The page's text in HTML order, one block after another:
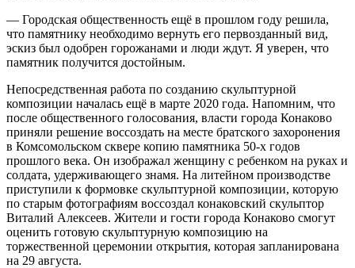
— Городская общественность ещё в прошлом году решила,
что памятнику необходимо вернуть его первозданный вид,
эскиз был одобрен горожанами и люди ждут. Я уверен, что
памятник получится достойным.
Непосредственная работа по созданию скульптурной
композиции началась ещё в марте 2020 года. Напомним, что
после общественного голосования, власти города Конаково
приняли решение воссоздать на месте братского захоронения
в Комсомольском сквере копию памятника 50-х годов
прошлого века. Он изображал женщину с ребенком на руках и
солдата, удерживающего знамя. На литейном производстве
приступили к формовке скульптурной композиции, которую
по старым фотографиям воссоздал конаковский скульптор
Виталий Алексеев. Жители и гости города Конаково смогут
оценить готовую скульптурную композицию на
торжественной церемонии открытия, которая запланирована
на 29 августа.